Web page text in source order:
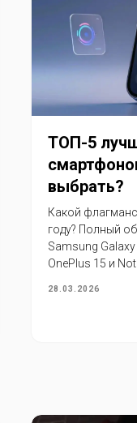
ТОП-5
выбрать?
Какой
году? Полный
Samsung Galaxy
OnePlus 15 и
28.03.2026